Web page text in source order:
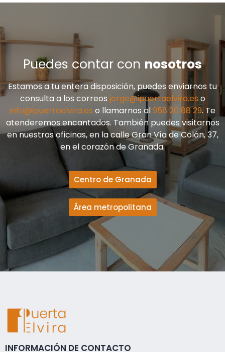
Puedes contar con nosotros
Estamos a tu entera disposición, puedes enviarnos tu
consulta a los correos jorge@ipuertaelvira.eso
info@ipuertaelvira.es o llamarnos al958 20 88 29. Te
atenderemos encantados. También puedes visitarnos
en nuestras oficinas, en la calle Gran Vía de Colón, 37,
en el corazón de Granada.
Centro de Granada
Área metropolitana
INFORMACIÓN DE CONTACTO